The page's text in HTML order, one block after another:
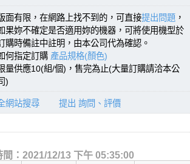
面有限，在網路上找不到的，可直接提出問題 ，
果妳不確定是否適用妳的機器，可將使用機型於
購時備註中註明，由本公司代為確認。
何指定訂購 產品規格(顏色)
量供應10(組/個)，售完為止(大量訂購請洽本公
)
網站搜尋 提出 詢問、評價
間：2021/12/13 下午 05:35:00